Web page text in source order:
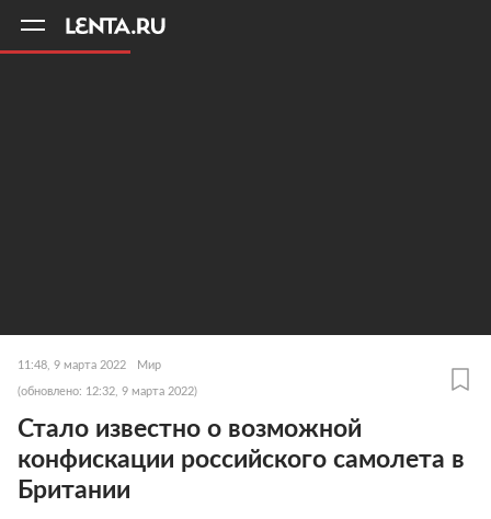
11:48, 9 марта 2022 Мир
(обновлено: 12:32, 9 марта 2022)
Стало известно о возможной
конфискации российского самолета в
Британии